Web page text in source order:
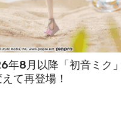
年8月以降「初音ミク
て再登場！